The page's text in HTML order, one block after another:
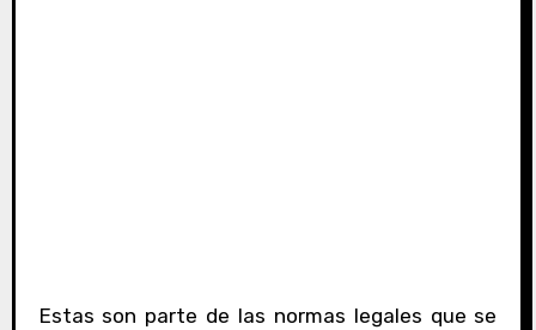
Estas son parte de las normas legales que se